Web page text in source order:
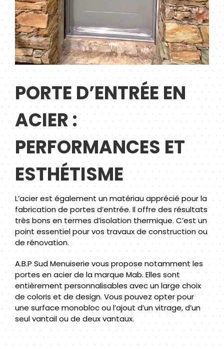
PORTE D’ENTRÉE EN
ACIER :
PERFORMANCES ET
ESTHÉTISME
L’acier est également un matériau apprécié pour la
fabrication de portes d’entrée. Il offre des résultats
très bons en termes d’isolation thermique. C’est un
point essentiel pour vos travaux de construction ou
de rénovation.
A.B.P Sud Menuiserie vous propose notamment les
portes en acier de la marque Mab. Elles sont
entièrement personnalisables avec un large choix
de coloris et de design. Vous pouvez opter pour
une surface monobloc ou l’ajout d’un vitrage, d’un
seul vantail ou de deux vantaux.